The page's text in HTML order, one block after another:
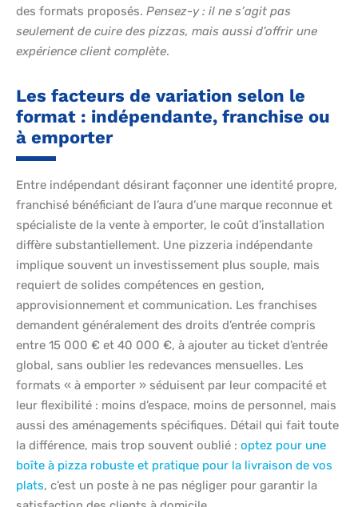
des formats proposés. Pensez-y : il ne s’agit pas
seulement de cuire des pizzas, mais aussi d’offrir une
expérience client complète.
Les facteurs de variation selon le
format : indépendante, franchise ou
à emporter
Entre indépendant désirant façonner une identité propre,
franchisé bénéficiant de l’aura d’une marque reconnue et
spécialiste de la vente à emporter, le coût d’installation
diffère substantiellement. Une pizzeria indépendante
implique souvent un investissement plus souple, mais
requiert de solides compétences en gestion,
approvisionnement et communication. Les franchises
demandent généralement des droits d’entrée compris
entre 15 000 € et 40 000 €, à ajouter au ticket d’entrée
global, sans oublier les redevances mensuelles. Les
formats « à emporter » séduisent par leur compacité et
leur flexibilité : moins d’espace, moins de personnel, mais
aussi des aménagements spécifiques. Détail qui fait toute
la différence, mais trop souvent oublié : optez pour une
boîte à pizza robuste et pratique pour la livraison de vos
plats, c’est un poste à ne pas négliger pour garantir la